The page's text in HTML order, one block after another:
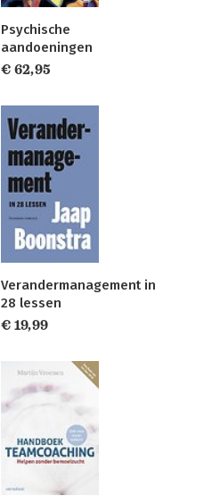
Psychische
aandoeningen
€ 62,95
Verandermanagement in
28 lessen
€ 19,99